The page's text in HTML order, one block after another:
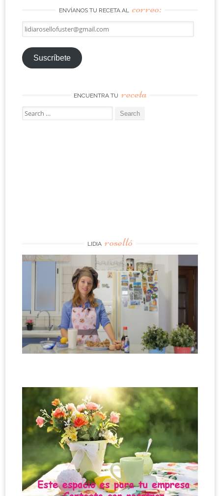
ENVÍANOS TU RECETA AL correo:
lidiarosellofuster@gmail.com
Suscríbete
ENCUENTRA TU receta
Search
for:
LIDIA roselló